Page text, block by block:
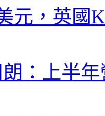
元，英國
：上半